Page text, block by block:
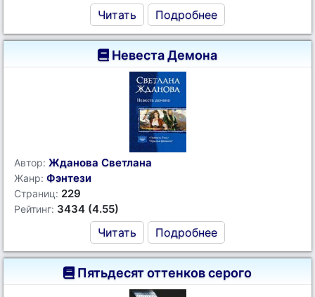
Читать Подробнее
Невеста Демона
Автор: Жданова Светлана
Жанр: Фэнтези
Страниц: 229
Рейтинг: 3434 (4.55)
Читать Подробнее
Пятьдесят оттенков серого